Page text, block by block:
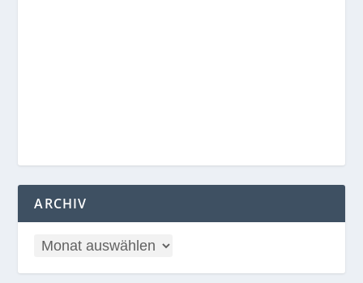
ARCHIV